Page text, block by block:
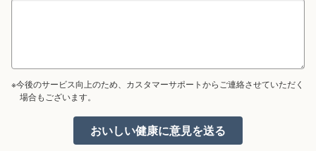
※今後のサービス向上のため、カスタマーサポートからご連絡させていただく
場合もございます。